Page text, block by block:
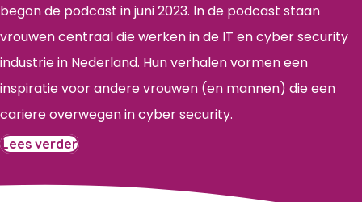
begon de podcast in juni 2023. In de podcast staan
vrouwen centraal die werken in de IT en cyber security
industrie in Nederland. Hun verhalen vormen een
inspiratie voor andere vrouwen (en mannen) die een
cariere overwegen in cyber security.
Lees verder